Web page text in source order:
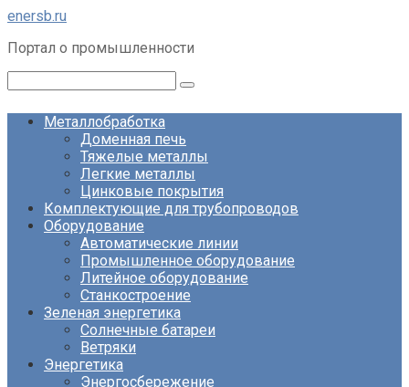
Перейти
контенту
enersb.ru
Портал о промышленности
Металлобработка
Доменная печь
Тяжелые металлы
Легкие металлы
Цинковые покрытия
Комплектующие для трубопроводов
Оборудование
Автоматические линии
Промышленное оборудование
Литейное оборудование
Станкостроение
Зеленая энергетика
Солнечные батареи
Ветряки
Энергетика
Энергосбережение